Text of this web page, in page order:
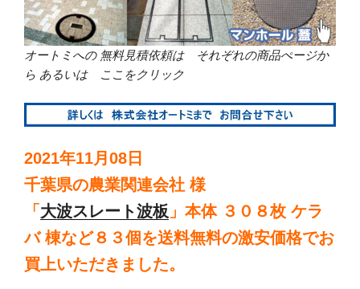
オートミへの 無料見積依頼は それぞれの商品ぺージか
ら あるいは ここをクリック
2021年11月08日
千葉県の農業関連会社 様
「 大波スレート波板 」本体 ３０８枚 ケラ
バ 棟など８３個を送料無料の激安価格でお
買上いただきました。